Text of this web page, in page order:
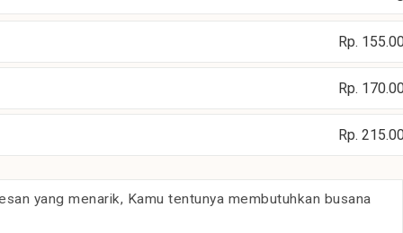
Rp.
Rp.
Rp.
yang menarik, Kamu tentunya membutuhkan busana